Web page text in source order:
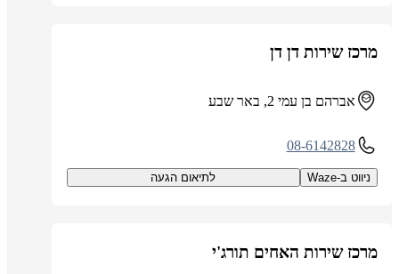
מרכז שירות דן דן
אברהם בן עמי 2, באר שבע
08-6142828
ניווט ב-Waze לתיאום הגעה
מרכז שירות האחים תורג'י